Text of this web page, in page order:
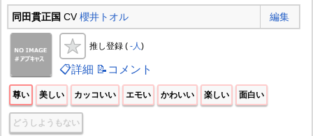
同田貫正国 CV櫻井トオル 編集
推し登録 ( -人)
📋詳細 📝コメント
尊い 美しい カッコいい エモい かわいい 楽しい 面白い
どうしようもない